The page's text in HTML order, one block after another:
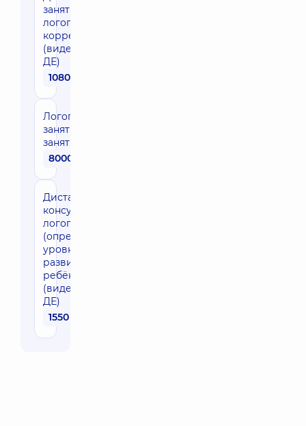
занятия по
логопедической
коррекции
(видеоплатформа
ДЕ)
1080 грн
Логопедическое
занятие (10
занятий)
8000 грн
Дистанционная
консультация
логопеда
(определение
уровня речевого
развития
ребёнка)
(видеоплатформа
ДЕ)
1550 грн